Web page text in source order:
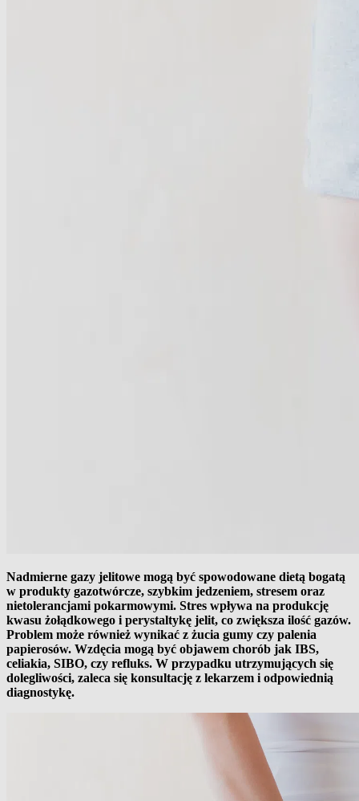
Nadmierne gazy jelitowe mogą być spowodowane dietą bogatą
w produkty gazotwórcze, szybkim jedzeniem, stresem oraz
nietolerancjami pokarmowymi. Stres wpływa na produkcję
kwasu żołądkowego i perystaltykę jelit, co zwiększa ilość gazów.
Problem może również wynikać z żucia gumy czy palenia
papierosów. Wzdęcia mogą być objawem chorób jak IBS,
celiakia, SIBO, czy refluks. W przypadku utrzymujących się
dolegliwości, zaleca się konsultację z lekarzem i odpowiednią
diagnostykę.